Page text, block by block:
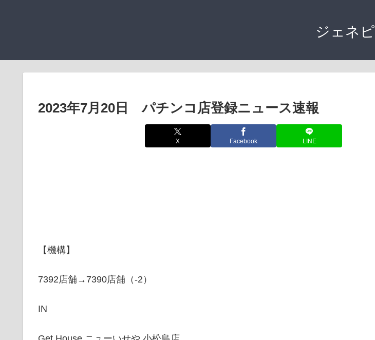
ジェネピ
2023年7月20日 パチンコ店登録ニュース速報
X Facebook LINE
【機構】
7392店舗→7390店舗（-2）
IN